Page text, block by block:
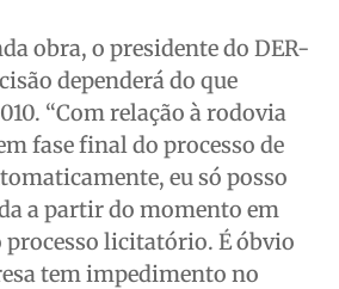
obra, o presidente do DER-
dependerá do que
“Com relação à rodovia
fase final do processo de
eu só posso
a partir do momento em
processo licitatório. É óbvio
tem impedimento no